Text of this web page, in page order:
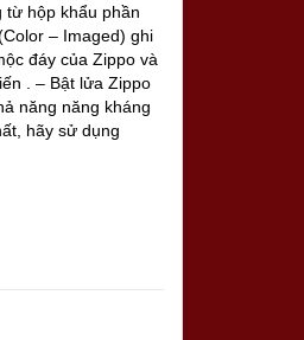
từ hộp khẩu phần
– Imaged) ghi
đáy của Zippo và
. – Bật lửa Zippo
năng năng kháng
hãy sử dụng